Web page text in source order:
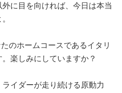
に目を向ければ、今日は本当
のホームコースであるイタリ
楽しみにしていますか？
イダーが走り続ける原動力